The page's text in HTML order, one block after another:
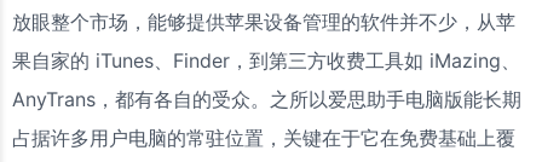
放眼整个市场，能够提供苹果设备管理的软件并不少，从苹
果自家的 iTunes、Finder，到第三方收费工具如 iMazing、
AnyTrans，都有各自的受众。之所以爱思助手电脑版能长期
占据许多用户电脑的常驻位置，关键在于它在免费基础上覆